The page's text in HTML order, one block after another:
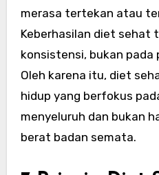
merasa tertekan atau
Keberhasilan diet sehat
konsistensi, bukan pada
Oleh karena itu, diet
hidup yang berfokus
menyeluruh dan bukan
berat badan semata.